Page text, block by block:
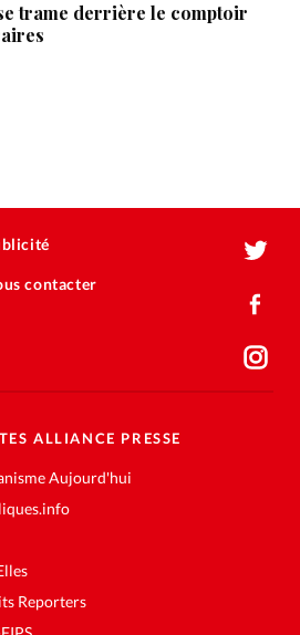
trame derrière le comptoir
contacter
ALLIANCE PRESSE
Aujourd'hui
Reporters